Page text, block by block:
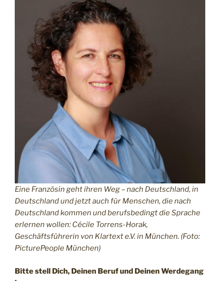
Eine Französin geht ihren Weg – nach Deutschland, in
Deutschland und jetzt auch für Menschen, die nach
Deutschland kommen und berufsbedingt die Sprache
erlernen wollen: Cécile Torrens-Horak,
Geschäftsführerin von Klartext e.V. in München. (Foto:
PicturePeople München)
Bitte stell Dich, Deinen Beruf und Deinen Werdegang